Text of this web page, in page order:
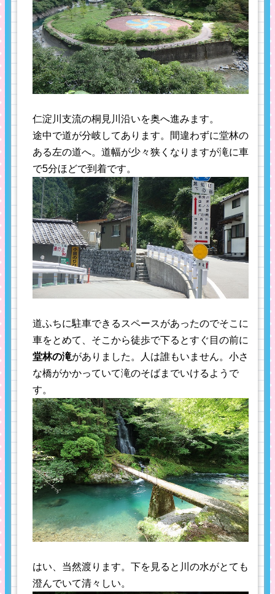
仁淀川支流の桐見川沿いを奥へ進みます。
途中で道が分岐してあります。間違わずに堂林の
ある左の道へ。道幅が少々狭くなりますが滝に車
で5分ほどで到着です。
道ふちに駐車できるスペースがあったのでそこに
車をとめて、そこから徒歩で下るとすぐ目の前に
堂林の滝がありました。人は誰もいません。小さ
な橋がかかっていて滝のそばまでいけるようで
す。
はい、当然渡ります。下を見ると川の水がとても
澄んでいて清々しい。